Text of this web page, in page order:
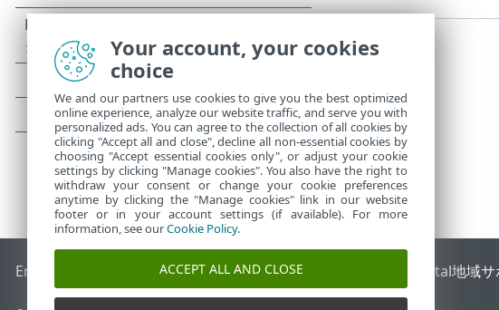
End of Life ESETナレッジベースESETフォーラム ESET Status Portal地域サ
Your account, your cookies
choice
We and our partners use cookies to give you the best optimized
online experience, analyze our website traffic, and serve you with
personalized ads. You can agree to the collection of all cookies by
clicking "Accept all and close", decline all non-essential cookies by
choosing "Accept essential cookies only", or adjust your cookie
settings by clicking "Manage cookies". You also have the right to
withdraw your consent or change your cookie preferences
anytime by clicking the "Manage cookies" link in our website
footer or in your account settings (if available). For more
information, see ourCookie Policy.
ACCEPT ALL AND CLOSE